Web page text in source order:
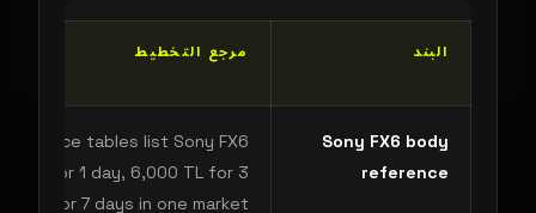
البند مرجع التخطيط
Sony FX6 body
reference
price tables list Sony FX6
TL for 1 day, 6,000 TL for 3
TL for 7 days in one market